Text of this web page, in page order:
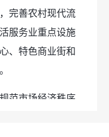
完善农村现代流
服务业重点设施
、特色商业街和
范市场经济秩序